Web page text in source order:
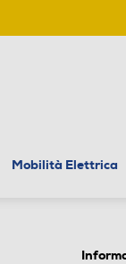
Mobilità Elettrica